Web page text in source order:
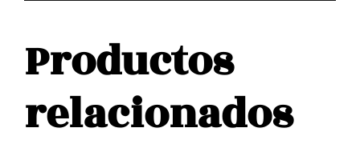
Productos
relacionados